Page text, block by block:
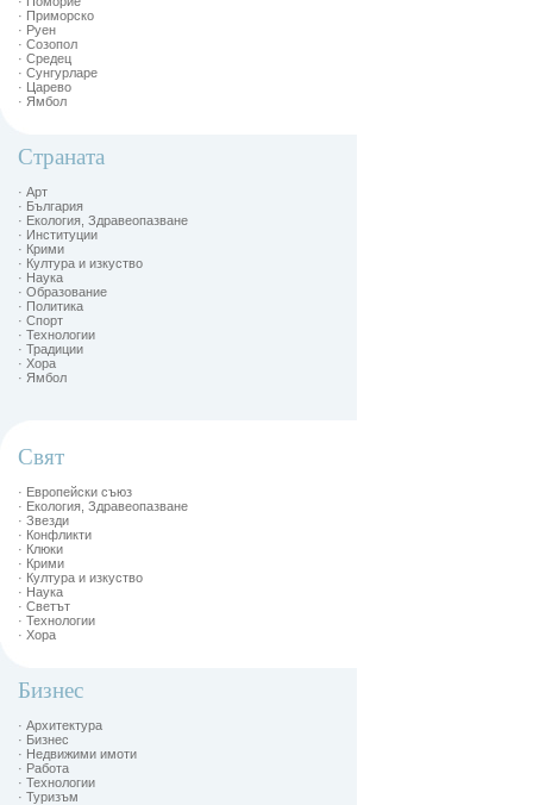
· Приморско
· Руен
· Созопол
· Средец
· Сунгурларе
· Царево
· Ямбол
Страната
· Арт
· България
· Екология, Здравеопазване
· Институции
· Крими
· Култура и изкуство
· Наука
· Образование
· Политика
· Спорт
· Технологии
· Традиции
· Хора
· Ямбол
Свят
· Европейски съюз
· Екология, Здравеопазване
· Звезди
· Конфликти
· Клюки
· Крими
· Култура и изкуство
· Наука
· Светът
· Технологии
· Хора
Бизнес
· Архитектура
· Бизнес
· Недвижими имоти
· Работа
· Технологии
· Туризъм